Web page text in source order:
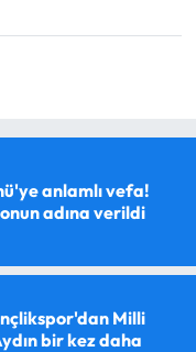
anlamlı vefa!
adına verildi
Milli
bir kez daha